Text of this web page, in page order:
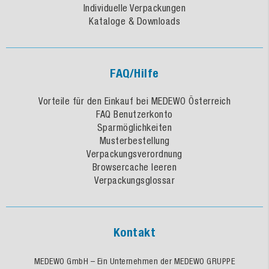
Individuelle Verpackungen
Kataloge & Downloads
FAQ/Hilfe
Vorteile für den Einkauf bei MEDEWO Österreich
FAQ Benutzerkonto
Sparmöglichkeiten
Musterbestellung
Verpackungsverordnung
Browsercache leeren
Verpackungsglossar
Kontakt
MEDEWO GmbH – Ein Unternehmen der MEDEWO GRUPPE